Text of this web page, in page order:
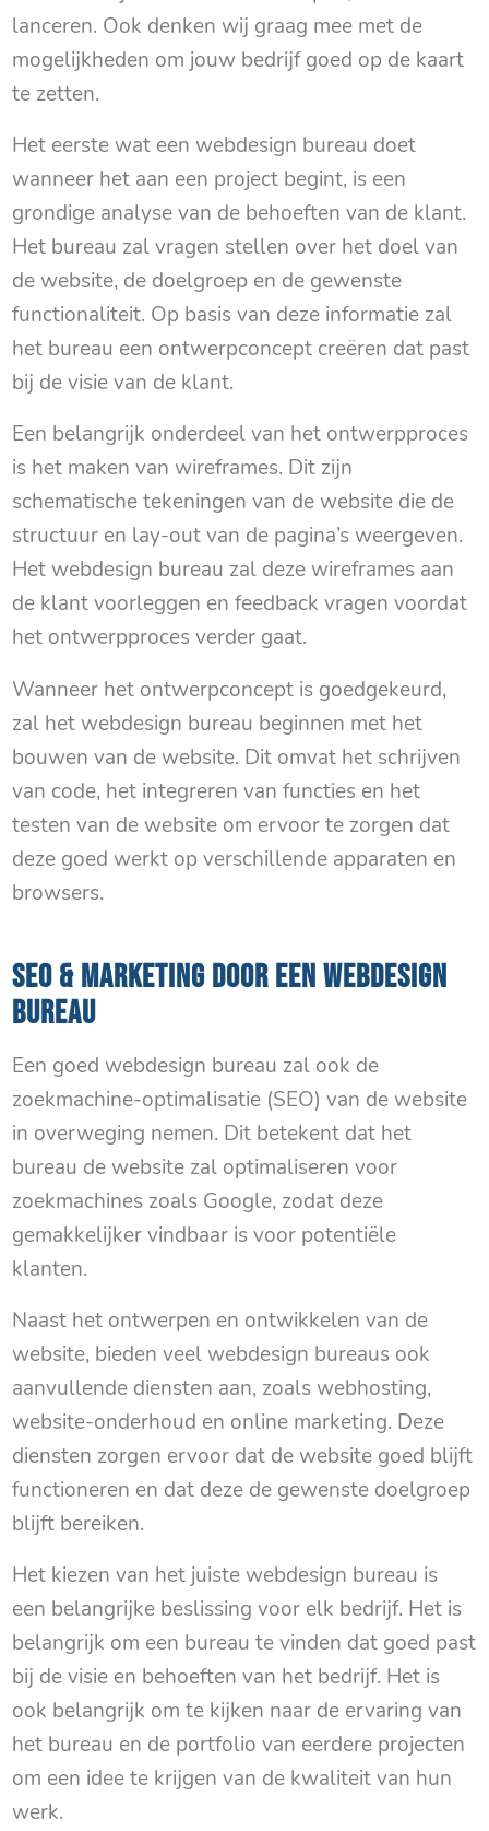
lanceren. Ook denken wij graag mee met de
mogelijkheden om jouw bedrijf goed op de kaart
te zetten.
Het eerste wat een webdesign bureau doet
wanneer het aan een project begint, is een
grondige analyse van de behoeften van de klant.
Het bureau zal vragen stellen over het doel van
de website, de doelgroep en de gewenste
functionaliteit. Op basis van deze informatie zal
het bureau een ontwerpconcept creëren dat past
bij de visie van de klant.
Een belangrijk onderdeel van het ontwerpproces
is het maken van wireframes. Dit zijn
schematische tekeningen van de website die de
structuur en lay-out van de pagina’s weergeven.
Het webdesign bureau zal deze wireframes aan
de klant voorleggen en feedback vragen voordat
het ontwerpproces verder gaat.
Wanneer het ontwerpconcept is goedgekeurd,
zal het webdesign bureau beginnen met het
bouwen van de website. Dit omvat het schrijven
van code, het integreren van functies en het
testen van de website om ervoor te zorgen dat
deze goed werkt op verschillende apparaten en
browsers.
SEO & MARKETING DOOR EEN WEBDESIGN
BUREAU
Een goed webdesign bureau zal ook de
zoekmachine-optimalisatie (SEO) van de website
in overweging nemen. Dit betekent dat het
bureau de website zal optimaliseren voor
zoekmachines zoals Google, zodat deze
gemakkelijker vindbaar is voor potentiële
klanten.
Naast het ontwerpen en ontwikkelen van de
website, bieden veel webdesign bureaus ook
aanvullende diensten aan, zoals webhosting,
website-onderhoud en online marketing. Deze
diensten zorgen ervoor dat de website goed blijft
functioneren en dat deze de gewenste doelgroep
blijft bereiken.
Het kiezen van het juiste webdesign bureau is
een belangrijke beslissing voor elk bedrijf. Het is
belangrijk om een bureau te vinden dat goed past
bij de visie en behoeften van het bedrijf. Het is
ook belangrijk om te kijken naar de ervaring van
het bureau en de portfolio van eerdere projecten
om een idee te krijgen van de kwaliteit van hun
werk.